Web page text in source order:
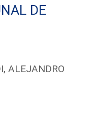
DE
ALEJANDRO